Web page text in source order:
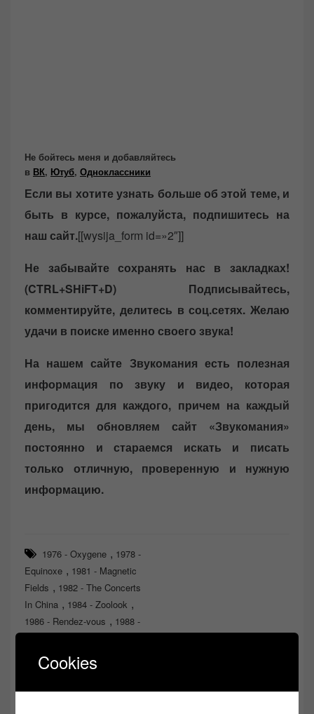
Не бойтесь меня и добавляйтесь
в ВК, Ютуб, Одноклассники
Если вы хотите узнать больше об этой теме, и
быть в курсе, пожалуйста, подпишитесь на
наш сайт.[[wysija_form id=»2″]]
Не забывайте сохранять нас в закладках!
(CTRL+SHiFT+D)
Подписывайтесь,
комментируйте, делитесь в соц.сетях. Желаю
удачи в поиске именно своего звука!
На нашем сайте Звукомания есть полезная
информация по звуку и видео, которая
пригодится для каждого, причем на каждый
день, мы обновляем сайт «Звукомания»
постоянно и стараемся искать и писать
только отличную, проверенную и нужную
информацию.
1976 - Oxygene , 1978 -
Equinoxe , 1981 - Magnetic
Fields , 1982 - The Concerts
In China , 1984 - Zoolook ,
1986 - Rendez-vous , 1988 -
,
Destination Docklands
En Attendant Cousteau
,
Cookies